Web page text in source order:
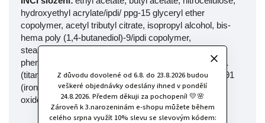
Z důvodu dovolené od 6.8. do 23.8.2026 budou
veškeré objednávky odeslány ihned v pondělí
24.8.2026. Předem děkuji za pochopení! 💛🌸
Zároveň k 3.narozeninám e-shopu můžete během
celého srpna využít 10% slevu se slevovým kódem:
hydroxyethyl acrylate/ipdi/ ppg-15 glyceryl ether
copolymer, acetyl tributyl citrate, isopropyl alcohol, bis-
hema poly (1,4-butanediol)-9/ipdi copolymer,
stearalkonium bentonite, ethyl trimethylbenzoyl
phenylphosphinate, silica, diacetone alcohol, CI 77891
(titanium dioxide), BHT, phosphoric acid, mica, CI77491
(iron oxides), CI19140 (yellow 5 lake), CI77499 (iron
oxides), tin oxide